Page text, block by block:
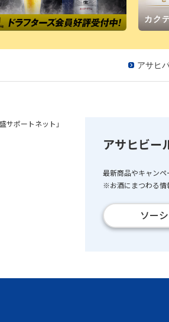
カク
アサヒ
サポートネット」
アサヒビー
最新商品やキャンペ
※お酒にまつわる情
ソー